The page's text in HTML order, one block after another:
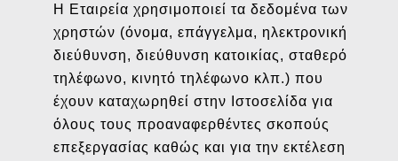
Η Εταιρεία χρησιμοποιεί τα δεδομένα των
χρηστών (όνομα, επάγγελμα, ηλεκτρονική
διεύθυνση, διεύθυνση κατοικίας, σταθερό
τηλέφωνο, κινητό τηλέφωνο κλπ.) που
έχουν καταχωρηθεί στην Ιστοσελίδα για
όλους τους προαναφερθέντες σκοπούς
επεξεργασίας καθώς και για την εκτέλεση